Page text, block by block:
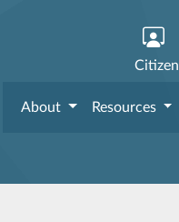
Citizen
About Resources